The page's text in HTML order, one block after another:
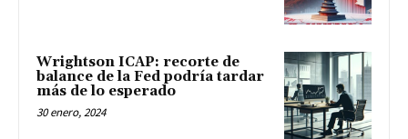
Wrightson ICAP: recorte de
balance de la Fed podría tardar
más de lo esperado
30 enero, 2024